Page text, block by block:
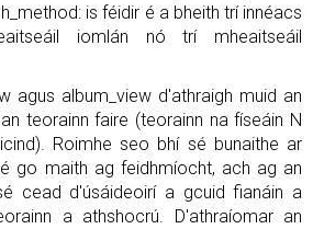
is féidir é a bheith trí innéacs
iomlán nó trí mheaitseáil
agus album_view d'athraigh muid an
teorainn faire (teorainn na físeáin N
Roimhe seo bhí sé bunaithe ar
go maith ag feidhmíocht, ach ag an
cead d'úsáideoirí a gcuid fianáin a
a athshocrú. D'athraíomar an